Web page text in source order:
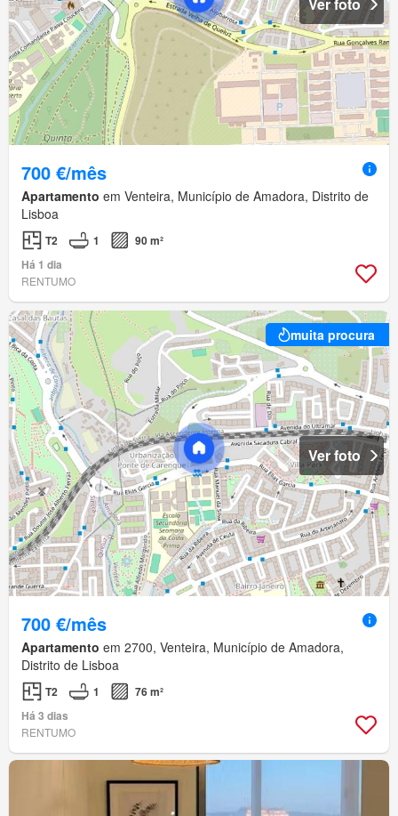
Ver foto
700 €/mês
Apartamento em Venteira, Município de Amadora, Distrito de
Lisboa
T2 1
90 m²
Há 1 dia
RENTUMO
muita procura
Ver foto
700 €/mês
Apartamento em 2700, Venteira, Município de Amadora,
Distrito de Lisboa
T2 1
76 m²
Há 3 dias
RENTUMO